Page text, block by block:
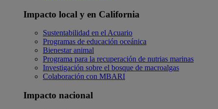
Impacto local y en California
Sustentabilidad en el Acuario
Programas de educación oceánica
Bienestar animal
Programa para la recuperación de nutrias marinas
Investigación sobre el bosque de macroalgas
Colaboración con MBARI
Impacto nacional